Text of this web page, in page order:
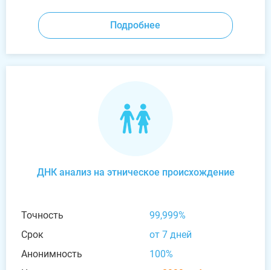
Подробнее
ДНК анализ на этническое происхождение
Точность
99,999%
Срок
от 7 дней
Анонимность
100%